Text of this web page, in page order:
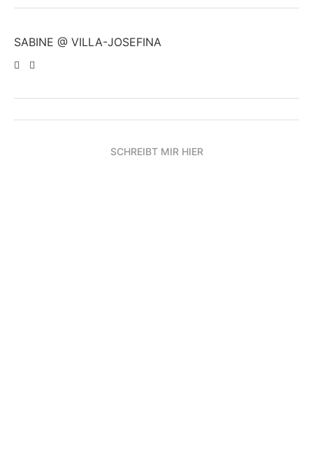
SABINE @ VILLA-JOSEFINA
SCHREIBT MIR HIER